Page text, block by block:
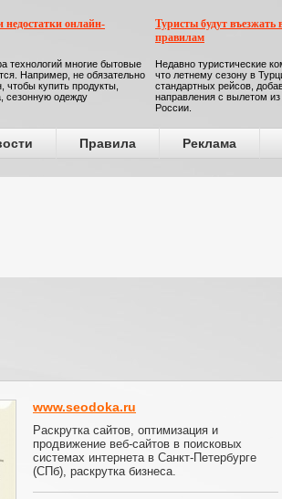
недостатки онлайн-
технологий многие бытовые
Например, не обязательно
чтобы купить продукты,
сезонную одежду
Туристы будут
правилам
Недавно туристические
что летнему сезону в
стандартных рейсов,
направления с вылетом
России.
Правила Реклама
www.seodoka.ru
Раскрутка сайтов, оптимизация и
продвижение веб-сайтов в поисковых
системах интернета в Санкт-Петербурге
(СПб), раскрутка бизнеса.